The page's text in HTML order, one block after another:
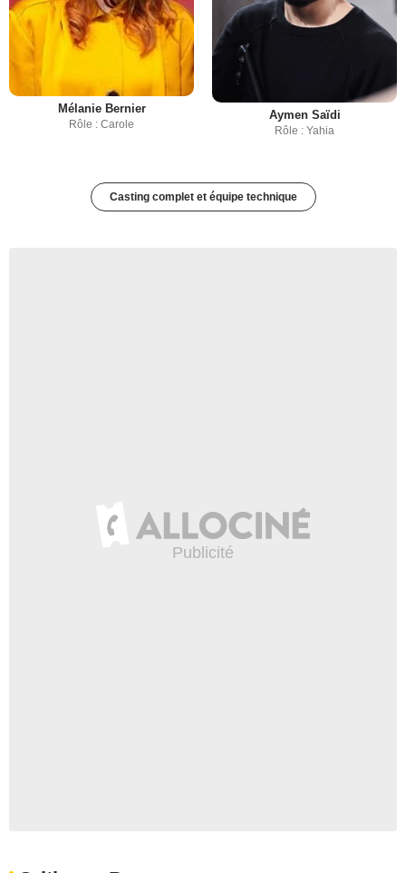
Mélanie Bernier
Rôle : Carole
Aymen Saïdi
Rôle : Yahia
Casting complet et équipe technique